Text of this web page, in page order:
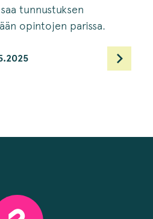
tunnustuksen
opintojen parissa.